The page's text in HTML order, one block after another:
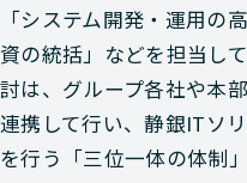
「システム開発・運用の
資の統括」などを担当し
討は、グループ各社や本
連携して行い、静銀ITソ
を行う「三位一体の体制